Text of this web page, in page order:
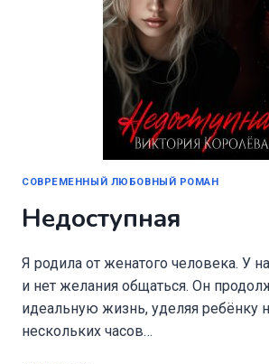
СОВРЕМЕННЫЙ ЛЮБОВНЫЙ РОМАН
Недоступная
Я родила от женатого человека. У
и нет желания общаться. Он
идеальную жизнь, уделяя ребёнку
нескольких часов…